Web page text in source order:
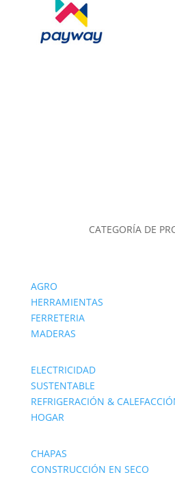
CATEGORÍA DE
AGRO
HERRAMIENTAS
FERRETERIA
MADERAS
ELECTRICIDAD
SUSTENTABLE
REFRIGERACIÓN &
HOGAR
CHAPAS
CONSTRUCCIÓN EN SECO